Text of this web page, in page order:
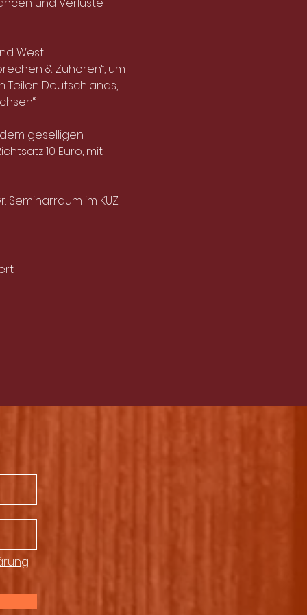
West
& Zuhören“, um
Teilen Deutschlands,
geselligen
10 Euro, mit
Seminarraum im KUZ…